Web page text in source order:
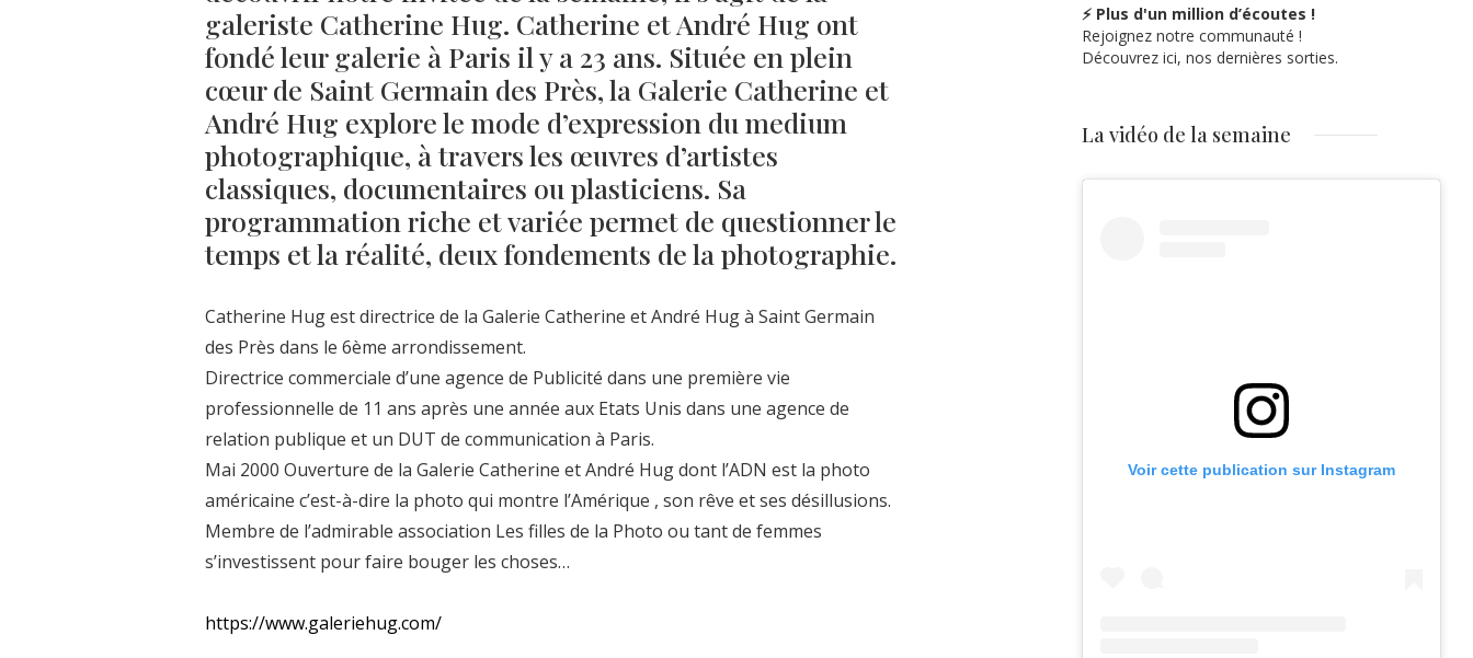
galeriste Catherine Hug. Catherine et André Hug ont
fondé leur galerie à Paris il y a 23 ans. Située en plein
cœur de Saint Germain des Près, la Galerie Catherine et
André Hug explore le mode d’expression du medium
photographique, à travers les œuvres d’artistes
classiques, documentaires ou plasticiens. Sa
programmation riche et variée permet de questionner le
temps et la réalité, deux fondements de la photographie.
Catherine Hug est directrice de la Galerie Catherine et André Hug à Saint Germain
des Près dans le 6ème arrondissement.
Directrice commerciale d’une agence de Publicité dans une première vie
professionnelle de 11 ans après une année aux Etats Unis dans une agence de
relation publique et un DUT de communication à Paris.
Mai 2000 Ouverture de la Galerie Catherine et André Hug dont l’ADN est la photo
américaine c’est-à-dire la photo qui montre l’Amérique , son rêve et ses désillusions.
Membre de l’admirable association Les filles de la Photo ou tant de femmes
s’investissent pour faire bouger les choses…
https://www.galeriehug.com/
⚡ Plus d'un million d’écoutes !
Rejoignez notre communauté !
Découvrez ici, nos dernières sorties.
La vidéo de la semaine
Voir cette publication sur Instagram